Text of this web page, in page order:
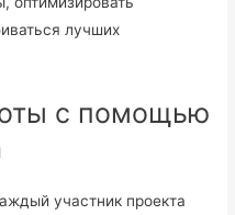
лучших
с помощью
участник проекта